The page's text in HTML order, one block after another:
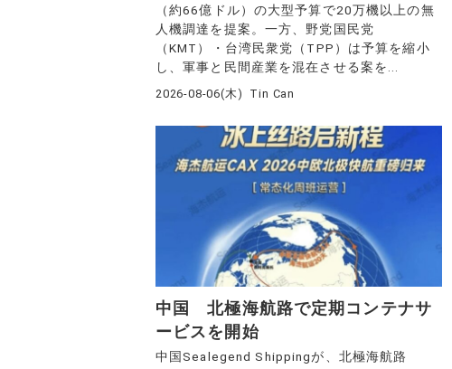
（約66億ドル）の大型予算で20万機以上の無
人機調達を提案。一方、野党国民党
（KMT）・台湾民衆党（TPP）は予算を縮小
し、軍事と民間産業を混在させる案を...
2026-08-06(木) Tin Can
中国 北極海航路で定期コンテナサ
ービスを開始
中国Sealegend Shippingが、北極海航路